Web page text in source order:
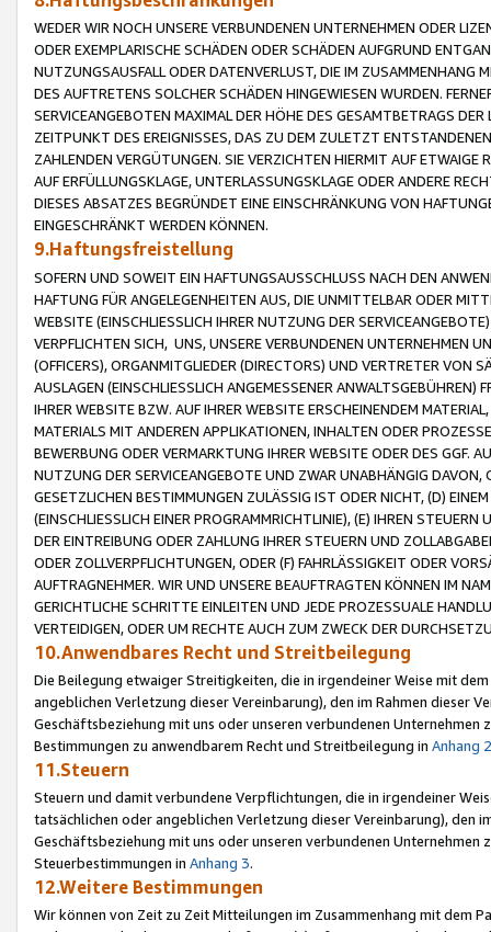
WEDER WIR NOCH UNSERE VERBUNDENEN UNTERNEHMEN ODER
ODER EXEMPLARISCHE SCHÄDEN ODER SCHÄDEN AUFGRUND
NUTZUNGSAUSFALL ODER DATENVERLUST, DIE IM ZUSAMMENHANG
DES AUFTRETENS SOLCHER SCHÄDEN HINGEWIESEN WURDEN.
SERVICEANGEBOTEN MAXIMAL DER HÖHE DES GESAMTBETRAGS
ZEITPUNKT DES EREIGNISSES, DAS ZU DEM ZULETZT
ZAHLENDEN VERGÜTUNGEN. SIE VERZICHTEN HIERMIT AUF
AUF ERFÜLLUNGSKLAGE, UNTERLASSUNGSKLAGE ODER ANDERE
DIESES ABSATZES BEGRÜNDET EINE EINSCHRÄNKUNG VON
EINGESCHRÄNKT WERDEN KÖNNEN.
9.Haftungsfreistellung
SOFERN UND SOWEIT EIN HAFTUNGSAUSSCHLUSS NACH DEN
HAFTUNG FÜR ANGELEGENHEITEN AUS, DIE UNMITTELBAR ODER
WEBSITE (EINSCHLIESSLICH IHRER NUTZUNG DER
VERPFLICHTEN SICH, UNS, UNSERE VERBUNDENEN UNTERNEHMEN
(OFFICERS), ORGANMITGLIEDER (DIRECTORS) UND VERTRETER VON
AUSLAGEN (EINSCHLIESSLICH ANGEMESSENER
IHRER WEBSITE BZW. AUF IHRER WEBSITE ERSCHEINENDEM
MATERIALS MIT ANDEREN APPLIKATIONEN, INHALTEN ODER
BEWERBUNG ODER VERMARKTUNG IHRER WEBSITE ODER DES GGF.
NUTZUNG DER SERVICEANGEBOTE UND ZWAR UNABHÄNGIG
GESETZLICHEN BESTIMMUNGEN ZULÄSSIG IST ODER NICHT, (D)
(EINSCHLIESSLICH EINER PROGRAMMRICHTLINIE), (E) IHREN
DER EINTREIBUNG ODER ZAHLUNG IHRER STEUERN UND
ODER ZOLLVERPFLICHTUNGEN, ODER (F) FAHRLÄSSIGKEIT ODER
AUFTRAGNEHMER. WIR UND UNSERE BEAUFTRAGTEN KÖNNEN IM
GERICHTLICHE SCHRITTE EINLEITEN UND JEDE PROZESSUALE
VERTEIDIGEN, ODER UM RECHTE AUCH ZUM ZWECK DER
10.Anwendbares Recht und Streitbeilegung
Die Beilegung etwaiger Streitigkeiten, die in irgendeiner Weise mit
angeblichen Verletzung dieser Vereinbarung), den im Rahmen dieser
Geschäftsbeziehung mit uns oder unseren verbundenen
Bestimmungen zu anwendbarem Recht und Streitbeilegung in Anhang 2
11.Steuern
Steuern und damit verbundene Verpflichtungen, die in irgendeiner
tatsächlichen oder angeblichen Verletzung dieser Vereinbarung), den
Geschäftsbeziehung mit uns oder unseren verbundenen
Steuerbestimmungen in Anhang 3.
12.Weitere Bestimmungen
Wir können von Zeit zu Zeit Mitteilungen im Zusammenhang mit dem